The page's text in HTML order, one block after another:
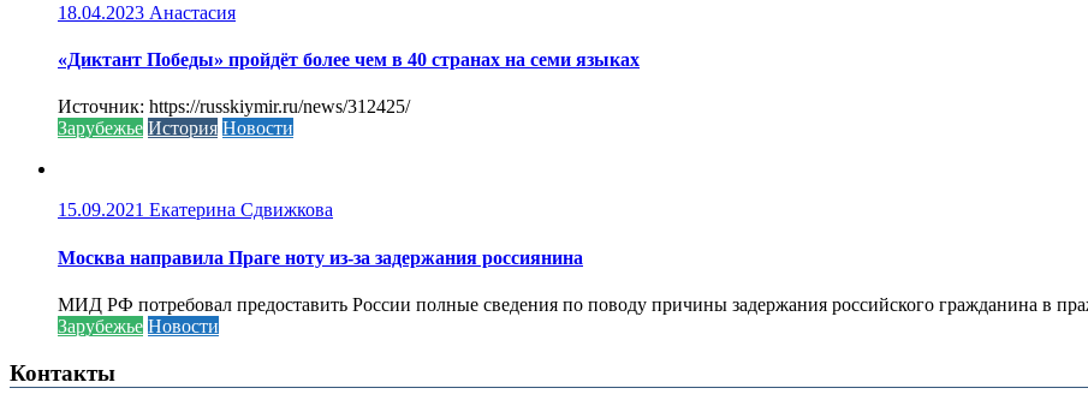
18.04.2023 Анастасия
«Диктант Победы» пройдёт более чем в 40 странах на семи языках
Источник: https://russkiymir.ru/news/312425/
Зарубежье История Новости
15.09.2021 Екатерина Сдвижкова
Москва направила Праге ноту из-за задержания россиянина
МИД РФ потребовал предоставить России полные сведения по поводу причины задержания российского гражданина в
Зарубежье Новости
Контакты